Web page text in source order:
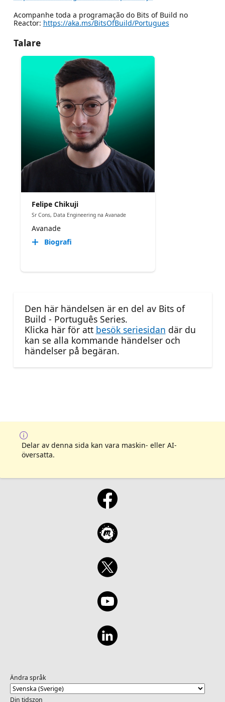
Acompanhe toda a programação do Bits of Build no
Reactor: https://aka.ms/BitsOfBuild/Portugues
Talare
Felipe Chikuji
Sr Cons, Data Engineering na Avanade
Avanade
Biografi
Den här händelsen är en del av Bits of
Build - Português Series.
Klicka här för att besök seriesidan där du
kan se alla kommande händelser och
händelser på begäran.
Delar av denna sida kan vara maskin- eller AI-
översatta.
Ändra språk
Din tidszon